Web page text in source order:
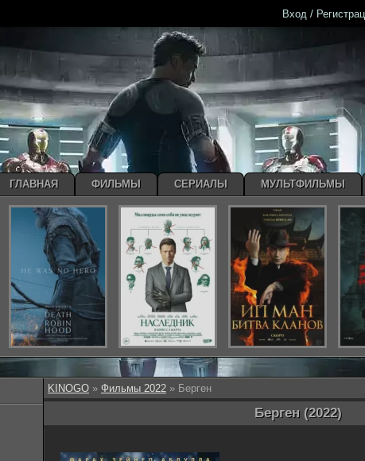
KINOGO » Фильмы 2022 » Берген
Берген (2022)
Вход /
ГЛАВНАЯ ФИЛЬМЫ СЕРИАЛЫ МУЛЬТФИЛЬМЫ